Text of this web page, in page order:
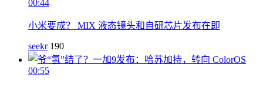
00:44
小米要成？ MIX 液态镜头和自研芯片发布在即
seekr 190
00:55